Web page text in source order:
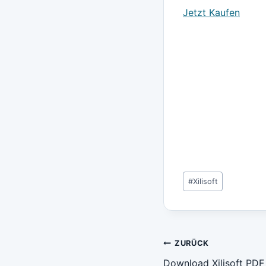
Jetzt Kaufen
Schlagworte:
#Xilisoft
ZURÜCK
Download Xilisoft